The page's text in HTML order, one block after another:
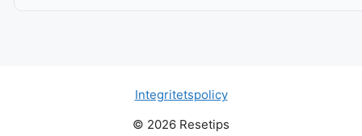
Integritetspolicy
© 2026 Resetips